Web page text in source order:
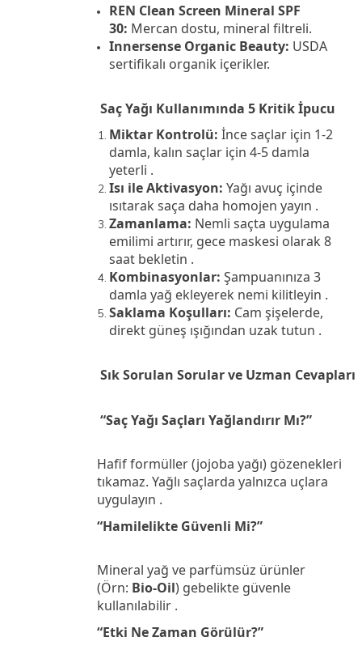
REN Clean Screen Mineral SPF
30: Mercan dostu, mineral filtreli.
Innersense Organic Beauty: USDA
sertifikalı organik içerikler.
Saç Yağı Kullanımında 5 Kritik İpucu
Miktar Kontrolü: İnce saçlar için 1-2
damla, kalın saçlar için 4-5 damla
yeterli .
Isı ile Aktivasyon: Yağı avuç içinde
ısıtarak saça daha homojen yayın .
Zamanlama: Nemli saçta uygulama
emilimi artırır, gece maskesi olarak 8
saat bekletin .
Kombinasyonlar: Şampuanınıza 3
damla yağ ekleyerek nemi kilitleyin .
Saklama Koşulları: Cam şişelerde,
direkt güneş ışığından uzak tutun .
Sık Sorulan Sorular ve Uzman Cevapları
“Saç Yağı Saçları Yağlandırır Mı?”
Hafif formüller (jojoba yağı) gözenekleri
tıkamaz. Yağlı saçlarda yalnızca uçlara
uygulayın .
“Hamilelikte Güvenli Mi?”
Mineral yağ ve parfümsüz ürünler
(Örn: Bio-Oil) gebelikte güvenle
kullanılabilir .
“Etki Ne Zaman Görülür?”